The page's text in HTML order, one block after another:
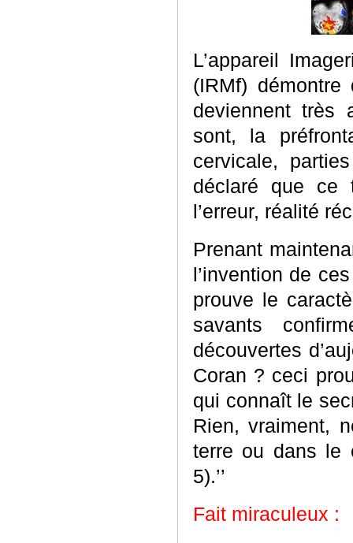
L’appareil
(IRMf)
deviennent très
sont, la
cervicale,
déclaré que ce
l’erreur, réalité
Prenant
l’invention de
prouve le
savants
découvertes
Coran ? ceci
qui connaît le
Rien, vraiment,
terre ou dans le
5).’’
Fait miraculeux :